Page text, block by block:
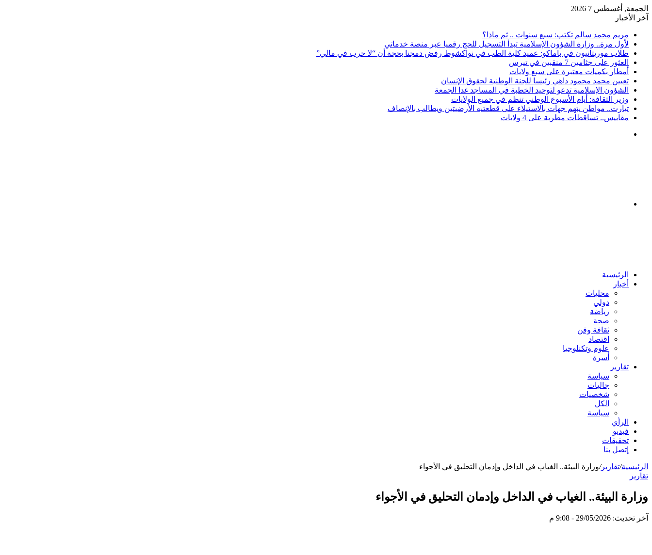
الجمعة, أغسطس 7 2026
آخر الأخبار
مريم محمد سالم تكتب: سبع سنوات .. ثم ماذا؟
لأول مرة.. وزارة الشؤون الإسلامية تبدأ التسجيل للحج رقميا عبر منصة خدماتي
طلاب موريتانيون في باماكو: عميد كلية الطب في نواكشوط رفض دمجنا بحجة أن “لا حرب في مالي”
العثور على جثامين 7 منقبين في تيرس
أمطار بكميات معتبرة على سبع ولايات
تعيين محمد محمود داهي رئيسا للجنة الوطنية لحقوق الإنسان
الشؤون الإسلامية تدعو لتوحيد الخطبة في المساجد غدا الجمعة
وزير الثقافة: أيام الأسبوع الوطني تنظم في جميع الولايات
تيارت.. مواطن يتهم جهات بالاستيلاء على قطعتيه الأرضيتين ويطالب بالإنصاف
مقاييس.. تساقطات مطرية على 4 ولايات
الرئيسية
أخبار
محليات
دولي
رياضة
صحة
ثقافة وفن
اقتصاد
علوم وتكنلوجيا
أسرة
تقارير
سياسة
جاليات
شخصيات
الكل
سياسة
الرأي
فيديو
تحقيقات
إتصل بنا
الرئيسية/تقارير/وزارة البيئة.. الغياب في الداخل وإدمان التحليق في الأجواء
تقارير
وزارة البيئة.. الغياب في الداخل وإدمان التحليق في الأجواء
آخر تحديث: 29/05/2026 - 9:08 م